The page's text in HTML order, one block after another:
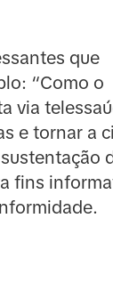
que
“Como o
via
e tornar a
fins